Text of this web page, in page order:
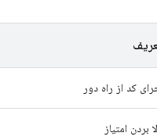
کد از راه دور
بردن امتیاز